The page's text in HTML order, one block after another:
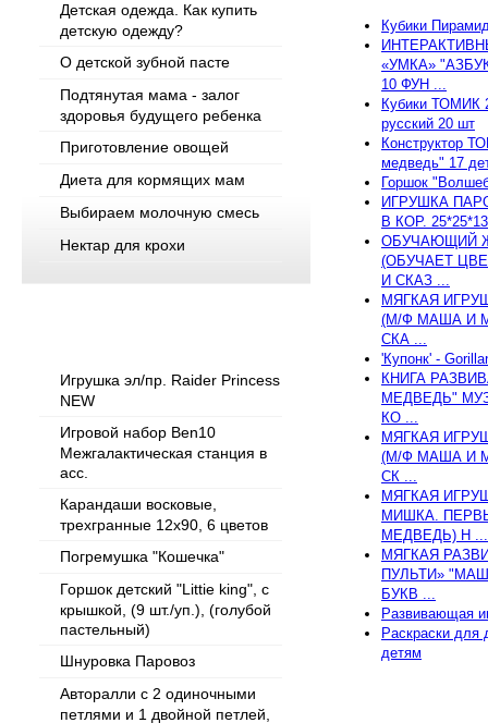
Детская одежда. Как купить
детскую одежду?
О детской зубной пасте
Подтянутая мама - залог
здоровья будущего ребенка
Приготовление овощей
Диета для кормящих мам
Выбираем молочную смесь
Нектар для крохи
Игрушка эл/пр. Raider Princess
NEW
Игровой набор Ben10
Межгалактическая станция в
асс.
Карандаши восковые,
трехгранные 12х90, 6 цветов
Погремушка "Кошечка"
Горшок детский "Littie king", с
крышкой, (9 шт./уп.), (голубой
пастельный)
Шнуровка Паровоз
Авторалли с 2 одиночными
петлями и 1 двойной петлей,
Кубики
«УМКА»
10 ФУН ...
Кубики ТОМИК
русский 20 шт
Конструктор
медведь" 17
Горшок
ИГРУШКА
В КОР.
ОБУЧАЮЩИЙ
(ОБУЧАЕТ
И СКАЗ ...
МЯГКАЯ
(М/Ф МАША И
СКА ...
'Купонк' -
КНИГА
МЕДВЕДЬ"
КО ...
МЯГКАЯ
(М/Ф МАША И
СК ...
МЯГКАЯ
МИШКА.
МЕДВЕДЬ) Н ...
МЯГКАЯ
ПУЛЬТИ»
БУКВ ...
Развивающая
Раскраски для
детям